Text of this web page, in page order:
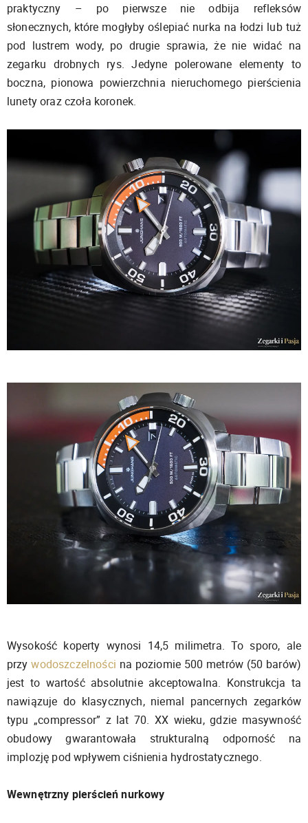
praktyczny – po pierwsze nie odbija refleksów
słonecznych, które mogłyby oślepiać nurka na łodzi lub tuż
pod lustrem wody, po drugie sprawia, że nie widać na
zegarku drobnych rys. Jedyne polerowane elementy to
boczna, pionowa powierzchnia nieruchomego pierścienia
lunety oraz czoła koronek.
Wysokość koperty wynosi 14,5 milimetra. To sporo, ale
przywodoszczelności na poziomie 500 metrów (50 barów)
jest to wartość absolutnie akceptowalna. Konstrukcja ta
nawiązuje do klasycznych, niemal pancernych zegarków
typu „compressor” z lat 70. XX wieku, gdzie masywność
obudowy gwarantowała strukturalną odporność na
implozję pod wpływem ciśnienia hydrostatycznego.
Wewnętrzny pierścień nurkowy